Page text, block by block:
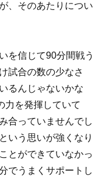
、そのあたりについ
を信じて90分間戦う
試合の数の少なさ
るんじゃないかな
力を発揮していて
合っていませんでし
いう思いが強くなり
とができていなかっ
でうまくサポートし